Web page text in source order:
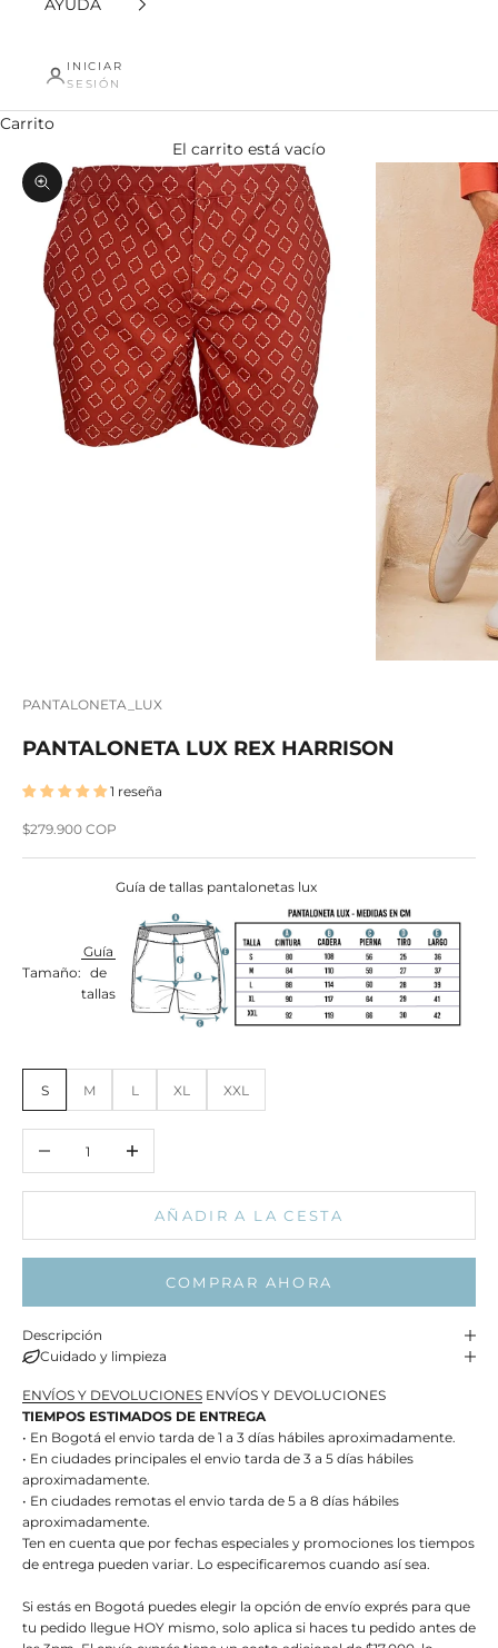
AYUDA
INICIAR
SESIÓN
Carrito
El carrito está vacío
Zoom
PANTALONETA_LUX
PANTALONETA LUX REX HARRISON
1 reseña
Precio de oferta
$279.900 COP
Tamaño:
Guía
de
tallas
Guía de tallas pantalonetas lux
S M L XL XXL
AÑADIR A LA CESTA
COMPRAR AHORA
Descripción
Cuidado y limpieza
ENVÍOS Y DEVOLUCIONES ENVÍOS Y DEVOLUCIONES
TIEMPOS ESTIMADOS DE ENTREGA
• En Bogotá el envio tarda de 1 a 3 días hábiles aproximadamente.
• En ciudades principales el envio tarda de 3 a 5 días hábiles
aproximadamente.
• En ciudades remotas el envio tarda de 5 a 8 días hábiles
aproximadamente.
Ten en cuenta que por fechas especiales y promociones los tiempos
de entrega pueden variar. Lo especificaremos cuando así sea.
Si estás en Bogotá puedes elegir la opción de envío exprés para que
tu pedido llegue HOY mismo, solo aplica si haces tu pedido antes de